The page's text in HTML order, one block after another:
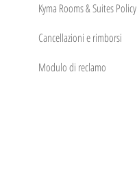
Kyma Rooms & Suites Policy
Cancellazioni e rimborsi
Modulo di reclamo